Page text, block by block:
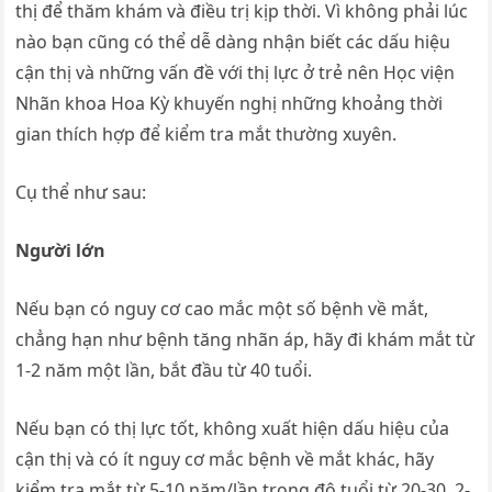
thị để thăm khám và điều trị kịp thời. Vì không phải lúc
nào bạn cũng có thể dễ dàng nhận biết các dấu hiệu
cận thị và những vấn đề với thị lực ở trẻ nên Học viện
Nhãn khoa Hoa Kỳ khuyến nghị những khoảng thời
gian thích hợp để kiểm tra mắt thường xuyên.
Cụ thể như sau:
Người lớn
Nếu bạn có nguy cơ cao mắc một số bệnh về mắt,
chẳng hạn như bệnh tăng nhãn áp, hãy đi khám mắt từ
1-2 năm một lần, bắt đầu từ 40 tuổi.
Nếu bạn có thị lực tốt, không xuất hiện dấu hiệu của
cận thị và có ít nguy cơ mắc bệnh về mắt khác, hãy